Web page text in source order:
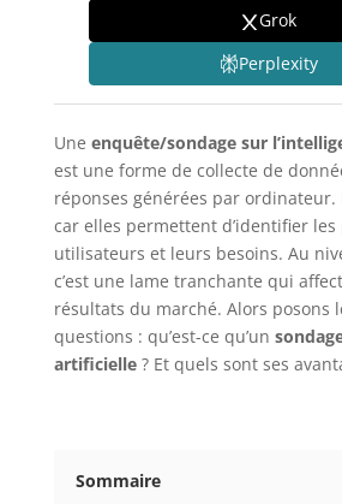
Grok
Perplexity
Une enquête/sondage sur
est une forme de collecte de
réponses générées par ordinateur.
car elles permettent d’identifier les
utilisateurs et leurs besoins. Au
c’est une lame tranchante qui
résultats du marché. Alors posons
questions : qu’est-ce qu’un
artificielle? Et quels sont ses
Sommaire